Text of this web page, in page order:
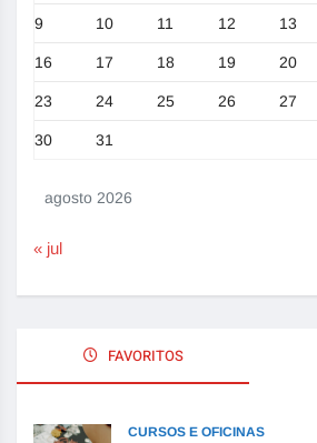
agosto 2026
9 10 11 12 13
16 17 18 19 20
23 24 25 26 27
30 31
« jul
FAVORITOS
CURSOS E OFICINAS